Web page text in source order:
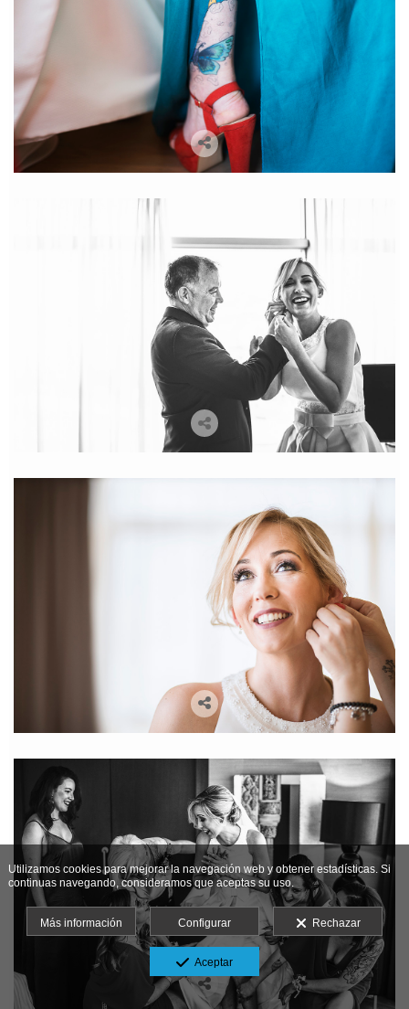
Utilizamos cookies para mejorar la navegación web y obtener estadísticas. Si
continuas navegando, consideramos que aceptas su uso.
Más información Configurar Rechazar
Aceptar